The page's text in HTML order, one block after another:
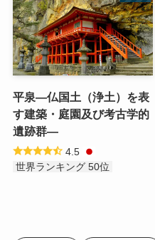
平泉―仏国土（浄土）を表
す建築・庭園及び考古学的
遺跡群―
4.5
世界ランキング 50位